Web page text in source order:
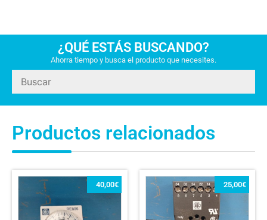
¿QUÉ ESTÁS BUSCANDO?
Ahorra tiempo y busca el producto que necesites.
Productos relacionados
40,00€ 25,00€